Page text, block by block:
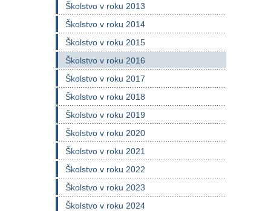
Školstvo v roku 2013
Školstvo v roku 2014
Školstvo v roku 2015
Školstvo v roku 2016
Školstvo v roku 2017
Školstvo v roku 2018
Školstvo v roku 2019
Školstvo v roku 2020
Školstvo v roku 2021
Školstvo v roku 2022
Školstvo v roku 2023
Školstvo v roku 2024